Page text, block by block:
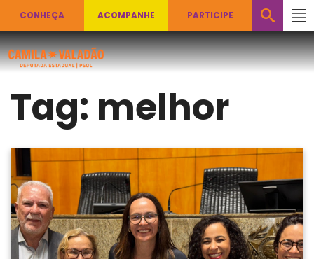
CONHEÇA ACOMPANHE PARTICIPE
Tag: melhor